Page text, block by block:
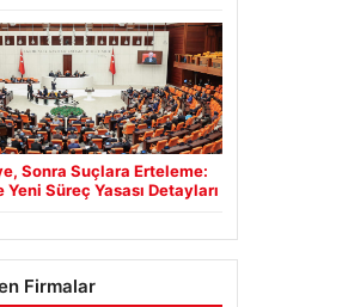
Sonra Suçlara Erteleme:
Yeni Süreç Yasası Detayları
Firmalar